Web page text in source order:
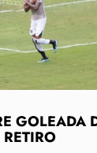
GOLEADA